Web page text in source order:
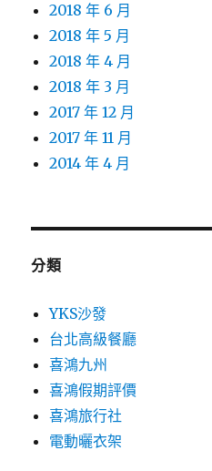
2018 年 6 月
2018 年 5 月
2018 年 4 月
2018 年 3 月
2017 年 12 月
2017 年 11 月
2014 年 4 月
分類
YKS沙發
台北高級餐廳
喜鴻九州
喜鴻假期評價
喜鴻旅行社
電動曬衣架